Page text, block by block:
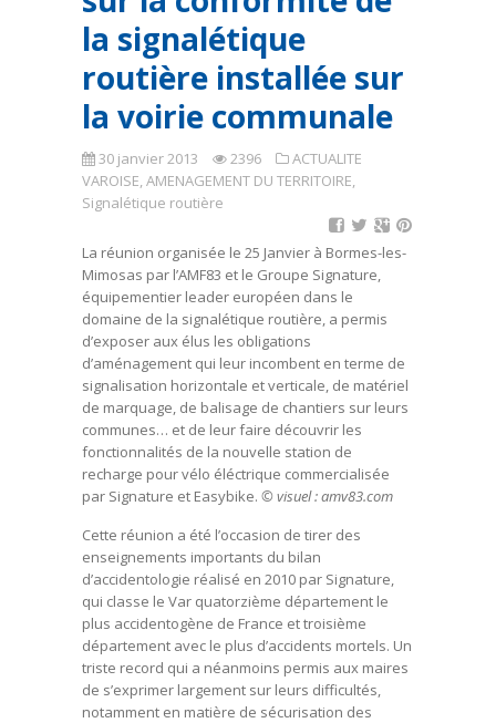
la signalétique
routière installée sur
la voirie communale
30 janvier 2013 2396
ACTUALITE
VAROISE,AMENAGEMENT DU TERRITOIRE,
Signalétique routière
La réunion organisée le 25 Janvier à Bormes-les-
Mimosas par l’AMF83 et le Groupe Signature,
équipementier leader européen dans le
domaine de la signalétique routière, a permis
d’exposer aux élus les obligations
d’aménagement qui leur incombent en terme de
signalisation horizontale et verticale, de matériel
de marquage, de balisage de chantiers sur leurs
communes… et de leur faire découvrir les
fonctionnalités de la nouvelle station de
recharge pour vélo éléctrique commercialisée
par Signature et Easybike. © visuel : amv83.com
Cette réunion a été l’occasion de tirer des
enseignements importants du bilan
d’accidentologie réalisé en 2010 par Signature,
qui classe le Var quatorzième département le
plus accidentogène de France et troisième
département avec le plus d’accidents mortels. Un
triste record qui a néanmoins permis aux maires
de s’exprimer largement sur leurs difficultés,
notamment en matière de sécurisation des